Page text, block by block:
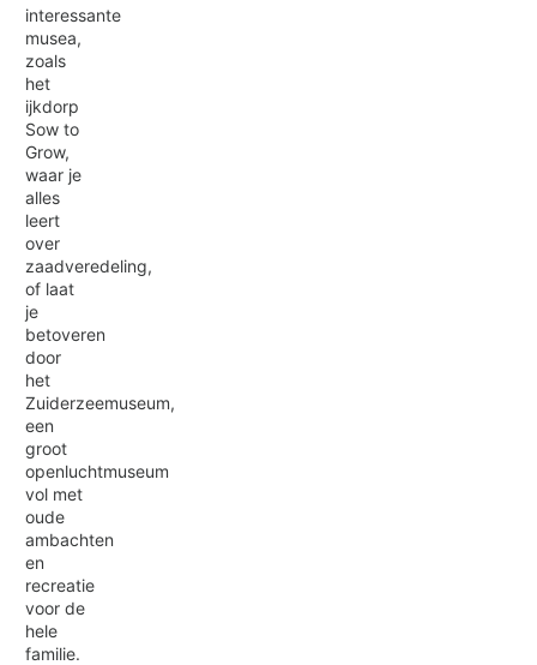
interessante
musea,
zoals
het
ijkdorp
Sow to
Grow,
waar je
alles
leert
over
zaadveredeling,
of laat
je
betoveren
door
het
Zuiderzeemuseum,
een
groot
openluchtmuseum
vol met
oude
ambachten
en
recreatie
voor de
hele
familie.